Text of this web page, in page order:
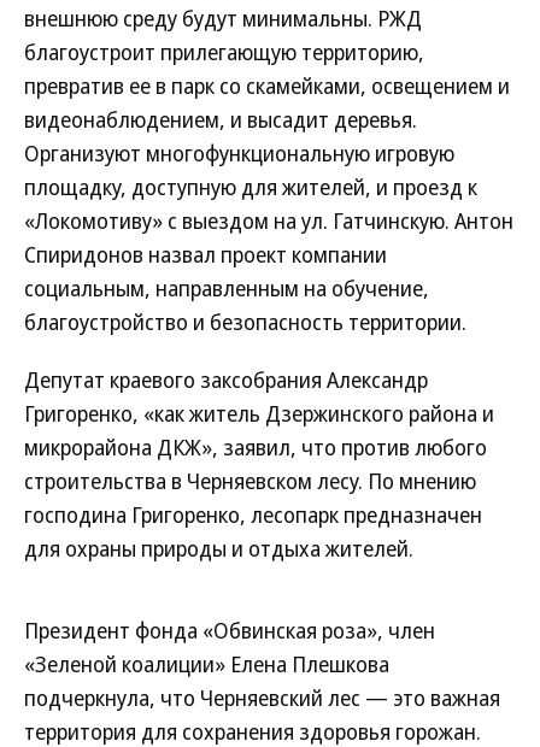
внешнюю среду будут минимальны. РЖД
благоустроит прилегающую территорию,
превратив ее в парк со скамейками, освещением и
видеонаблюдением, и высадит деревья.
Организуют многофункциональную игровую
площадку, доступную для жителей, и проезд к
«Локомотиву» с выездом на ул. Гатчинскую. Антон
Спиридонов назвал проект компании
социальным, направленным на обучение,
благоустройство и безопасность территории.
Депутат краевого заксобрания Александр
Григоренко, «как житель Дзержинского района и
микрорайона ДКЖ», заявил, что против любого
строительства в Черняевском лесу. По мнению
господина Григоренко, лесопарк предназначен
для охраны природы и отдыха жителей.
Президент фонда «Обвинская роза», член
«Зеленой коалиции» Елена Плешкова
подчеркнула, что Черняевский лес — это важная
территория для сохранения здоровья горожан.